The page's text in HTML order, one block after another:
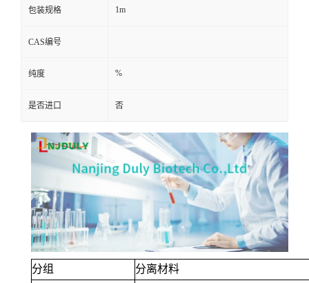
包装规格 1m
CAS编号
纯度 %
是否进口 否
分组
分离材料